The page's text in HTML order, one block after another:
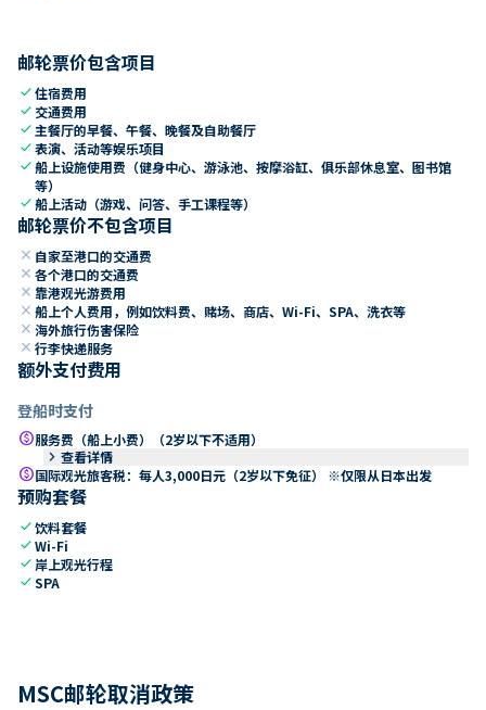
邮轮票价包含项目
check住宿费用
check 交通费用
check 主餐厅的早餐、午餐、晚餐及自助餐厅
check表演、活动等娱乐项目
check船上设施使用费（健身中心、游泳池、按摩浴缸、俱乐部休息室、图书馆
等）
check船上活动（游戏、问答、手工课程等）
邮轮票价不包含项目
close 自家至港口的交通费
close 各个港口的交通费
close 靠港观光游费用
close 船上个人费用，例如饮料费、赌场、商店、Wi-Fi、SPA、洗衣等
close 海外旅行伤害保险
close 行李快递服务
额外支付费用
登船时支付
paid服务费（船上小费）（2岁以下不适用）
keyboard_arrow_right 查看详情
paid国际观光旅客税：每人3,000日元（2岁以下免征） ※仅限从日本出发
预购套餐
check饮料套餐
checkWi-Fi
check 岸上观光行程
checkSPA
MSC邮轮取消政策